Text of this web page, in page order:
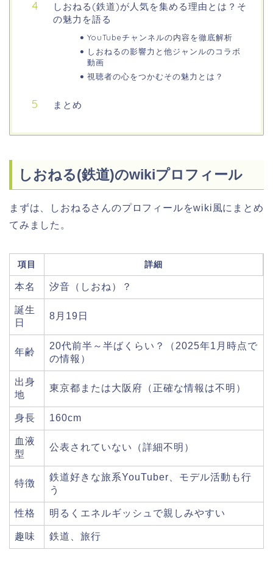
しおねる(鉄道)が人気を集める理由とは？そ
の魅力を語る
YouTubeチャンネルの内容を徹底解析
しおねるの影響力と他ジャンルのコラボ
動画
視聴者の心をつかむその魅力とは？
まとめ
しおねる(鉄道)のwikiプロフィール
まずは、しおねるさんのプロフィールをwiki風にまとめ
てみました。
項目 詳細
本名 汐音（しおね）？
誕生
日
8月19日
年齢
20代前半～半ばくらい？（2025年1月時点で
の情報）
出身
地
東京都または大阪府（正確な情報は不明）
身長 160cm
血液
型
公表されていない（詳細不明）
特徴
鉄道好きな旅系YouTuber、モデル活動も行
う
性格 明るくエネルギッシュで親しみやすい
趣味 鉄道、旅行